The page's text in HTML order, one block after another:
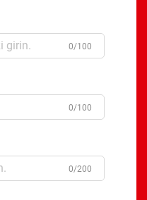
0/100
0/100
0/200